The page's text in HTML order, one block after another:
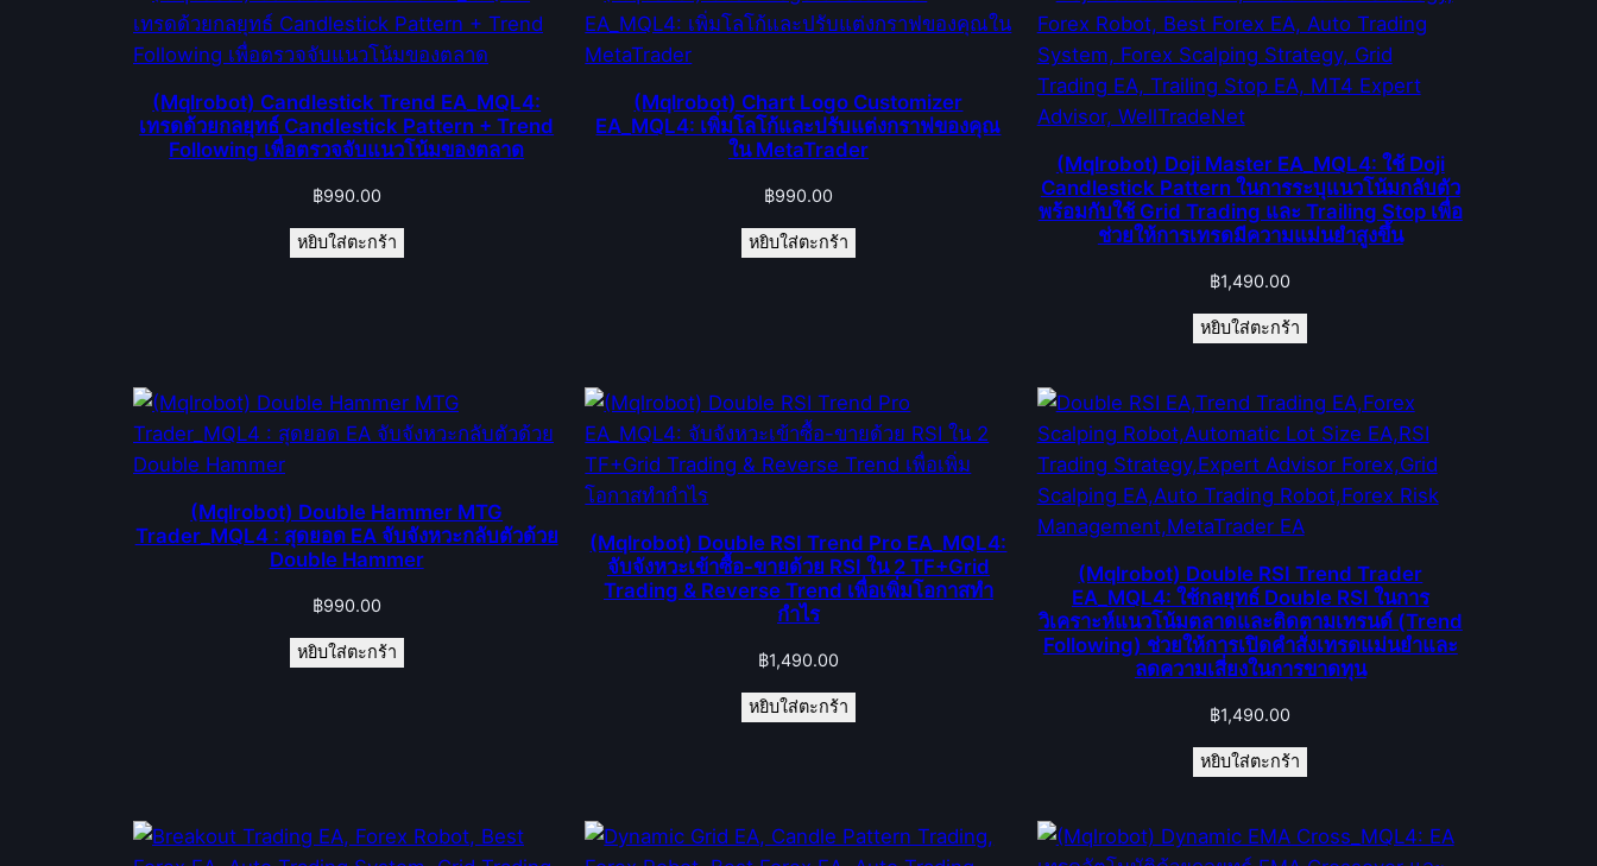
(Mqlrobot) Candlestick Trend EA_MQL4:
เทรดด้วยกลยุทธ์ Candlestick Pattern + Trend
Following เพื่อตรวจจับแนวโน้มของตลาด
฿990.00
หยิบใส่ตะกร้า
(Mqlrobot) Chart Logo Customizer
EA_MQL4: เพิ่มโลโก้และปรับแต่งกราฟของคุณ
ใน MetaTrader
฿990.00
หยิบใส่ตะกร้า
(Mqlrobot) Doji Master EA_MQL4: ใช้ Doji
Candlestick Pattern ในการระบุแนวโน้มกลับตัว
พร้อมกับใช้ Grid Trading และ Trailing Stop เพื่อ
ช่วยให้การเทรดมีความแม่นยำสูงขึ้น
฿1,490.00
หยิบใส่ตะกร้า
(Mqlrobot) Double Hammer MTG
Trader_MQL4 : สุดยอด EA จับจังหวะกลับตัวด้วย
Double Hammer
฿990.00
หยิบใส่ตะกร้า
(Mqlrobot) Double RSI Trend Pro EA_MQL4:
จับจังหวะเข้าซื้อ-ขายด้วย RSI ใน 2 TF+Grid
Trading & Reverse Trend เพื่อเพิ่มโอกาสทำ
กำไร
฿1,490.00
หยิบใส่ตะกร้า
(Mqlrobot) Double RSI Trend Trader
EA_MQL4: ใช้กลยุทธ์ Double RSI ในการ
วิเคราะห์แนวโน้มตลาดและติดตามเทรนด์ (Trend
Following) ช่วยให้การเปิดคำสั่งเทรดแม่นยำและ
ลดความเสี่ยงในการขาดทุน
฿1,490.00
หยิบใส่ตะกร้า